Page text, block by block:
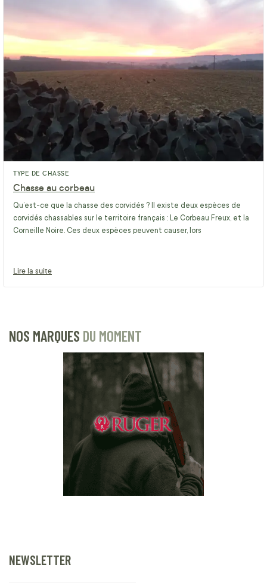
TYPE DE CHASSE
Chasse au corbeau
Qu’est-ce que la chasse des corvidés ? Il existe deux espèces de
corvidés chassables sur le territoire français : Le Corbeau Freux, et la
Corneille Noire. Ces deux espèces peuvent causer, lors
Lire la suite
NOS MARQUES DU MOMENT
NEWSLETTER